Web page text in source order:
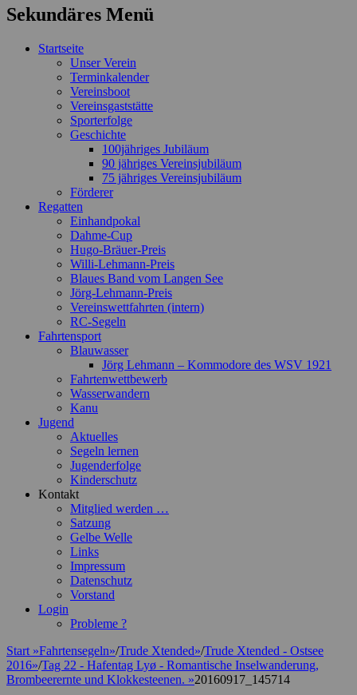
Sekundäres Menü
Zum
Startseite
Unser Verein
Terminkalender
Vereinsboot
Vereinsgaststätte
Sporterfolge
Geschichte
100jähriges Jubiläum
90 jähriges Vereinsjubiläum
75 jähriges Vereinsjubiläum
Förderer
Regatten
Einhandpokal
Dahme-Cup
Hugo-Bräuer-Preis
Willi-Lehmann-Preis
Blaues Band vom Langen See
Jörg-Lehmann-Preis
Vereinswettfahrten (intern)
RC-Segeln
Fahrtensport
Blauwasser
Jörg Lehmann – Kommodore des WSV 1921
Fahrtenwettbewerb
Wasserwandern
Kanu
Jugend
Aktuelles
Segeln lernen
Jugenderfolge
Kinderschutz
Kontakt
Mitglied werden …
Satzung
Gelbe Welle
Links
Impressum
Datenschutz
Vorstand
Login
Probleme ?
Start »Fahrtensegeln»/Trude Xtended»/Trude Xtended - Ostsee
2016»/Tag 22 - Hafentag Lyø - Romantische Inselwanderung,
Brombeerernte und Klokkesteenen. »20160917_145714